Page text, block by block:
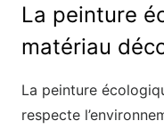
La peinture
matériau
La peinture
respecte